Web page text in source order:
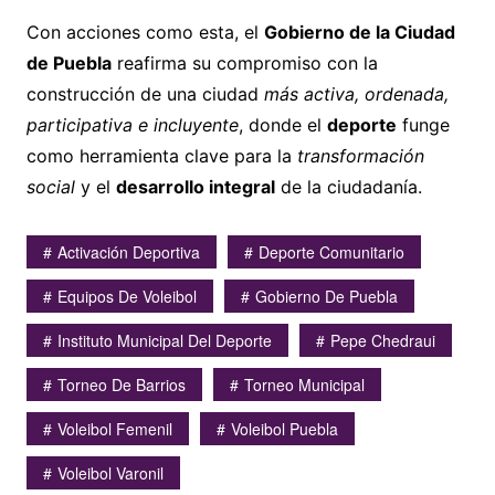
Con acciones como esta, el Gobierno de la Ciudad
de Pueblareafirma su compromiso con la
construcción de una ciudad más activa, ordenada,
participativa e incluyente, donde el deporte funge
como herramienta clave para la transformación
socialy el desarrollo integralde la ciudadanía.
Activación Deportiva
Deporte Comunitario
Equipos De Voleibol
Gobierno De Puebla
Instituto Municipal Del Deporte
Pepe Chedraui
Torneo De Barrios
Torneo Municipal
Voleibol Femenil
Voleibol Puebla
Voleibol Varonil